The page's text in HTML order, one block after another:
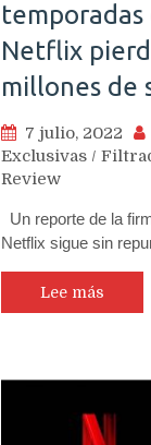
temporadas
Netflix
millones de
7 julio, 2022
Exclusivas /
Review
Un reporte de la
Netflix sigue sin
Lee más